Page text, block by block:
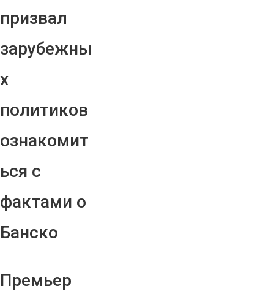
призвал
зарубежны
х
политиков
ознакомит
ься с
фактами о
Банско
Премьер